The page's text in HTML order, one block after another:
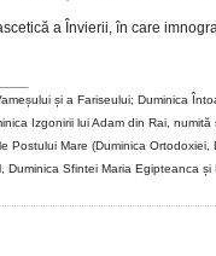
a Învierii, în care
și a Fariseului; Duminica
Izgonirii lui Adam din Rai,
Postului Mare (Duminica
Sfintei Maria Egipteanca și